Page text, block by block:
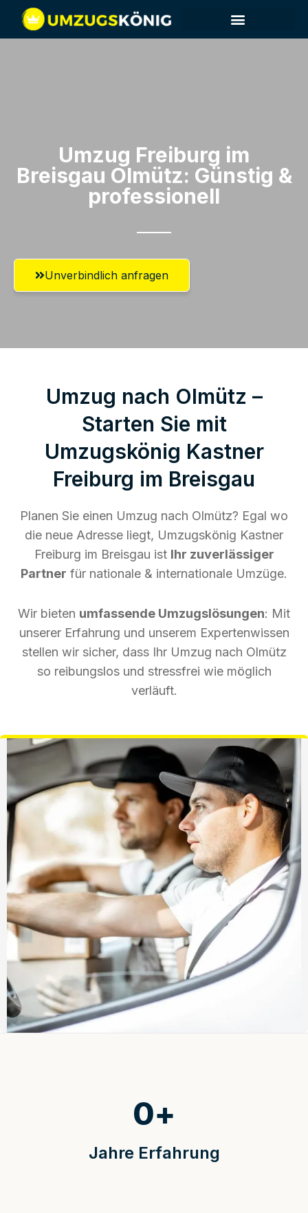
Umzug Freiburg im
Breisgau​ Olmütz: Günstig &
professionell​
Unverbindlich anfragen
Umzug nach Olmütz –
Starten Sie mit
Umzugskönig Kastner
Freiburg im Breisgau
Planen Sie einen Umzug nach Olmütz? Egal wo
die neue Adresse liegt, Umzugskönig Kastner
Freiburg im Breisgau ist Ihr zuverlässiger
Partner für nationale & internationale Umzüge.
Wir bieten umfassende Umzugslösungen: Mit
unserer Erfahrung und unserem Expertenwissen
stellen wir sicher, dass Ihr Umzug nach Olmütz
so reibungslos und stressfrei wie möglich
verläuft.
Jahre Erfahrung
0+